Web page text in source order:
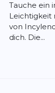
Tauche ein
Leichtigkeit
von
dich. Die...